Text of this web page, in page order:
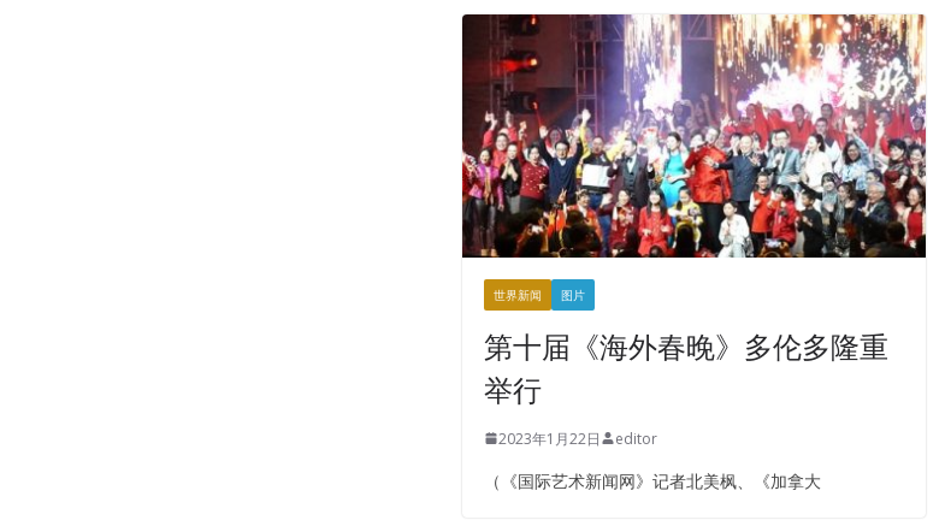
世界新闻 图片
第十届《海外春晚》多伦多隆重
举行
2023年1月22日 editor
（《国际艺术新闻网》记者北美枫、《加拿大